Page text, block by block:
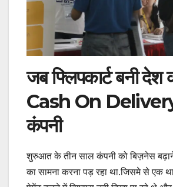
जब फ्लिपकार्ट बनी देश
Cash On Delivery
कंपनी
शुरुआत के तीन साल कंपनी को बिज़नेस
का सामना करना पड़ रहा था.जिसमे से एक